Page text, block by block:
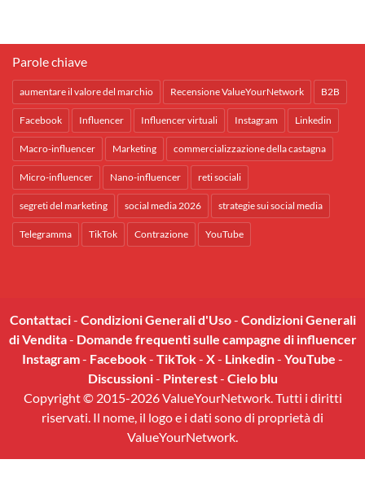
Parole chiave
aumentare il valore del marchio Recensione ValueYourNetwork B2B
Facebook Influencer Influencer virtuali Instagram Linkedin
Macro-influencer Marketing commercializzazione della castagna
Micro-influencer Nano-influencer reti sociali
segreti del marketing social media 2026 strategie sui social media
Telegramma TikTok Contrazione YouTube
Contattaci- Condizioni Generali d'Uso- Condizioni Generali
di Vendita- Domande frequenti sulle campagne di influencer
Instagram- Facebook- TikTok- X- Linkedin- YouTube -
Discussioni- Pinterest- Cielo blu
Copyright © 2015-2026 ValueYourNetwork. Tutti i diritti
riservati. Il nome, il logo e i dati sono di proprietà di
ValueYourNetwork.